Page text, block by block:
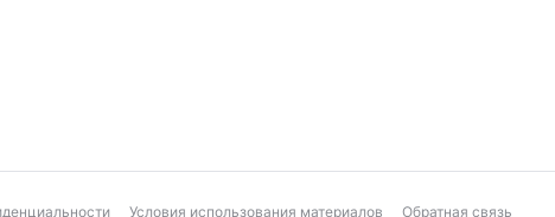
Условия использования материалов Обратная связь